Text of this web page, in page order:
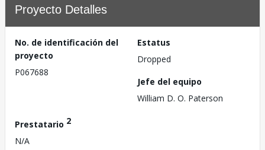
Proyecto Detalles
No. de identificación del
proyecto
P067688
Estatus
Dropped
Jefe del equipo
William D. O. Paterson
Prestatario 2
N/A